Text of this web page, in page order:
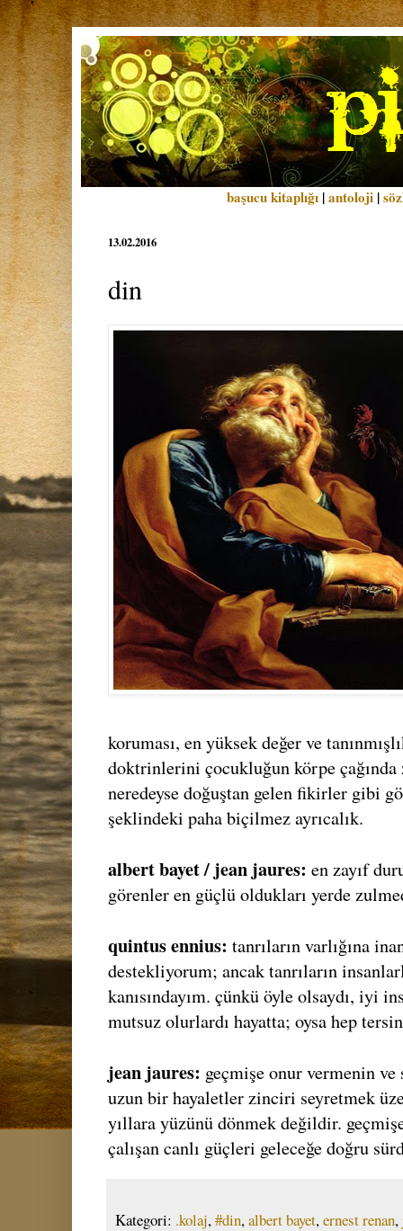
başucu kitaplığı |antoloji |
13.02.2016
din
koruması, en yüksek değer ve
doktrinlerini çocukluğun körpe çağında
neredeyse doğuştan gelen fikirler gibi
şeklindeki paha biçilmez ayrıcalık.
albert bayet / jean jaures: en zayıf
görenler en güçlü oldukları yerde
quintus ennius: tanrıların varlığına
destekliyorum; ancak tanrıların
kanısındayım. çünkü öyle olsaydı, iyi
mutsuz olurlardı hayatta; oysa hep
jean jaures: geçmişe onur vermenin ve
uzun bir hayaletler zinciri seyretmek
yıllara yüzünü dönmek değildir.
çalışan canlı güçleri geleceğe doğru
Kategori: .kolaj,#din,albert bayet,ernest renan,